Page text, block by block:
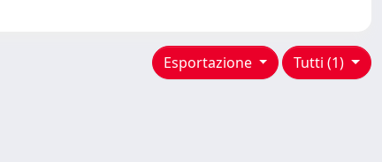
Tutti (1)
Esportazione